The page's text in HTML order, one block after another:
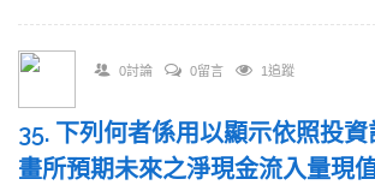
0討論 0留言 1追蹤
35. 下列何者係用以顯示依照投資
畫所預期未來之淨現金流入量現